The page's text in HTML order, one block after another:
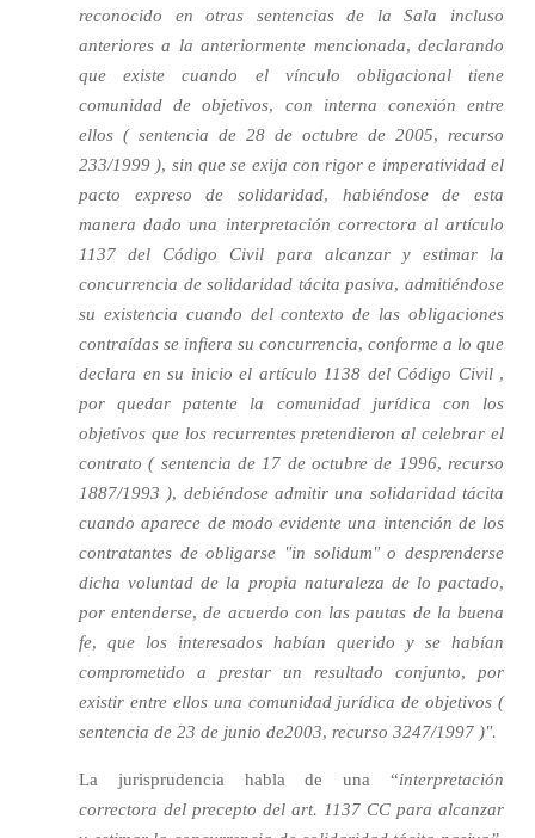
reconocido en otras sentencias de la Sala incluso
anteriores a la anteriormente mencionada, declarando
que existe cuando el vínculo obligacional tiene
comunidad de objetivos, con interna conexión entre
ellos ( sentencia de 28 de octubre de 2005, recurso
233/1999 ), sin que se exija con rigor e imperatividad el
pacto expreso de solidaridad, habiéndose de esta
manera dado una interpretación correctora al artículo
1137 del Código Civil para alcanzar y estimar la
concurrencia de solidaridad tácita pasiva, admitiéndose
su existencia cuando del contexto de las obligaciones
contraídas se infiera su concurrencia, conforme a lo que
declara en su inicio el artículo 1138 del Código Civil ,
por quedar patente la comunidad jurídica con los
objetivos que los recurrentes pretendieron al celebrar el
contrato ( sentencia de 17 de octubre de 1996, recurso
1887/1993 ), debiéndose admitir una solidaridad tácita
cuando aparece de modo evidente una intención de los
contratantes de obligarse "in solidum" o desprenderse
dicha voluntad de la propia naturaleza de lo pactado,
por entenderse, de acuerdo con las pautas de la buena
fe, que los interesados habían querido y se habían
comprometido a prestar un resultado conjunto, por
existir entre ellos una comunidad jurídica de objetivos (
sentencia de 23 de junio de2003, recurso 3247/1997 )".
La jurisprudencia habla de una “interpretación
correctora del precepto del art. 1137 CC para alcanzar